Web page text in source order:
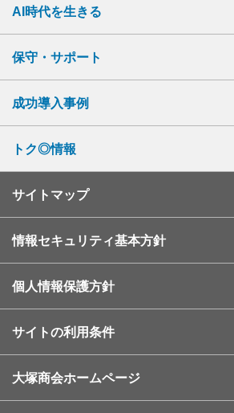
AI時代を生きる
保守・サポート
成功導入事例
トク◎情報
サイトマップ
情報セキュリティ基本方針
個人情報保護方針
サイトの利用条件
大塚商会ホームページ